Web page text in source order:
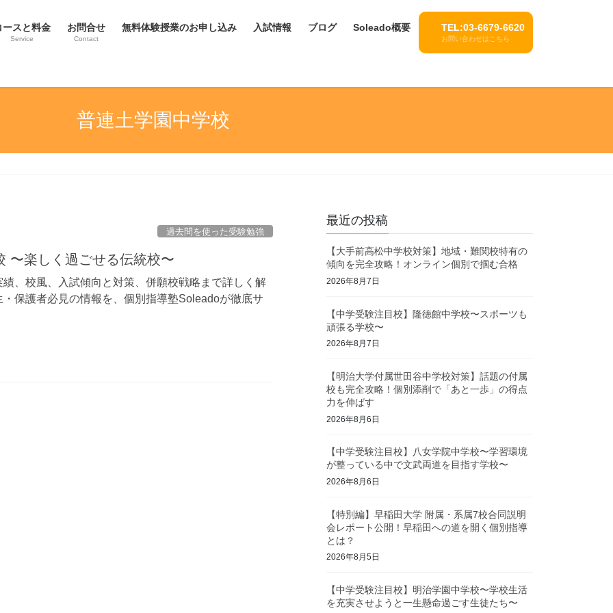
ースと料金
Service
お問合せ
Contact
無料体験授業のお申し込み 入試情報 ブログ Soleado概要 TEL:03-6679-6620
お問い合わせはこちら
普連土学園中学校
過去問を使った受験勉強
〜楽しく過ごせる伝統校〜
、校風、入試傾向と対策、併願校戦略まで詳しく解
保護者必見の情報を、個別指導塾Soleadoが徹底サ
最近の投稿
【大手前高松中学校対策】地域・難関校特有の
傾向を完全攻略！オンライン個別で掴む合格
2026年8月7日
【中学受験注目校】隆徳館中学校〜スポーツも
頑張る学校〜
2026年8月7日
【明治大学付属世田谷中学校対策】話題の付属
校も完全攻略！個別添削で「あと一歩」の得点
力を伸ばす
2026年8月6日
【中学受験注目校】八女学院中学校〜学習環境
が整っている中で文武両道を目指す学校〜
2026年8月6日
【特別編】早稲田大学 附属・系属7校合同説明
会レポート公開！早稲田への道を開く個別指導
とは？
2026年8月5日
【中学受験注目校】明治学園中学校〜学校生活
を充実させようと一生懸命過ごす生徒たち〜